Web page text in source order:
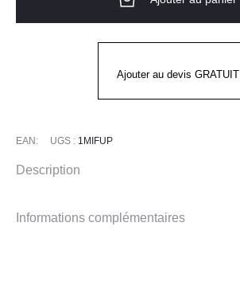
Femme
Ajouter au devis GRATUIT
EAN: UGS : 1MIFUP
Description
Informations complémentaires